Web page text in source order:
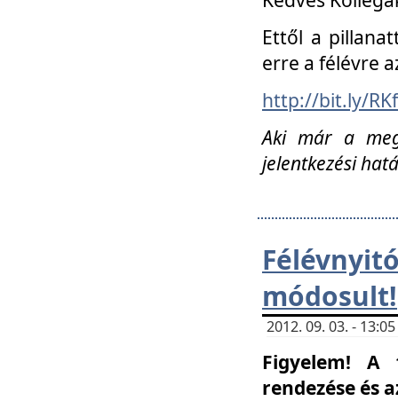
Ettől a
erre a félévre
http://bit.ly/
Aki már a
jelentkezési
módosult!
2012. 09. 03. -
Figyelem! A
rendezése és